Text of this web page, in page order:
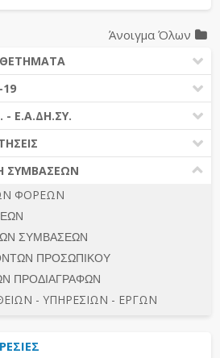
Άνοιγμα Όλων
(Ν. 4412/2016)
(Ν.3463/2006)
2010)
(ΣΥΝΟΛΟ)
COVID -19
- Ε.Α.ΔΗ.ΣΥ.
ΣΥΜΜΕΤΟΧΗΣ
Α.Ε.Π.Π. - Ε.Α.ΔΗ.ΣΥ.
4412/2016
ΔΙΚΑΙΟΥΜΕΝΟΙ ΣΥΜΜΕΤΟΧΗΣ
ΣΥΜΜΕΤΟΧΗΣ
ΣΥΜΒΑΣΕΩΝ
ΦΟΡΕΩΝ
ΣΥΜΒΑΣΕΩΝ
ΠΡΟΣΩΠΙΚΟΥ
ΠΡΟΔΙΑΓΡΑΦΩΝ
- ΥΠΗΡΕΣΙΩΝ - ΕΡΓΩΝ